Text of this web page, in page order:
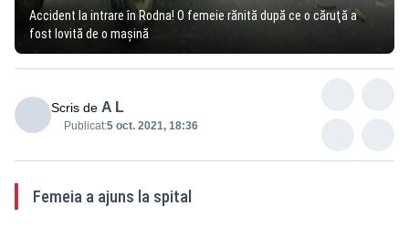
Accident la intrare în Rodna! O femeie rănită după ce o căruţă a
fost lovită de o maşină
Scris de A L
Publicat:5 oct. 2021, 18:36
Femeia a ajuns la spital